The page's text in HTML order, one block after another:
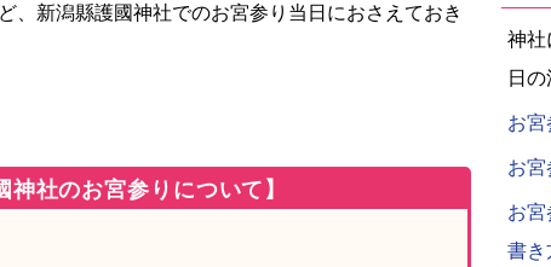
、新潟縣護國神社でのお宮参り当日におさえておき
神社のお宮参りについて】
神社
日
お宮
お宮
お宮
書き